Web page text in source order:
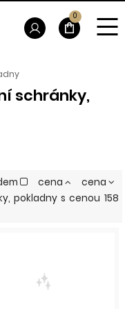
schránky,
cena
cena
pokladny s cenou 158
0